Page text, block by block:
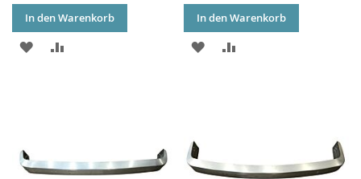
In den Warenkorb
ZUR
In den Warenkorb
ZUR